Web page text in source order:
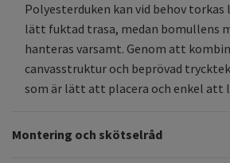
Polyesterduken kan vid behov
lätt fuktad trasa, medan bomullens
hanteras varsamt. Genom att
canvasstruktur och beprövad
som är lätt att placera och enkel att
Montering och skötselråd